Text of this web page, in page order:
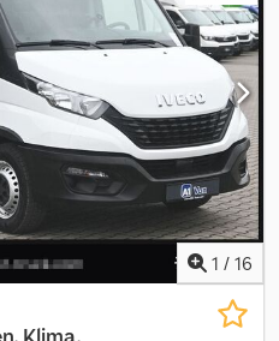
1 / 16
Klima,